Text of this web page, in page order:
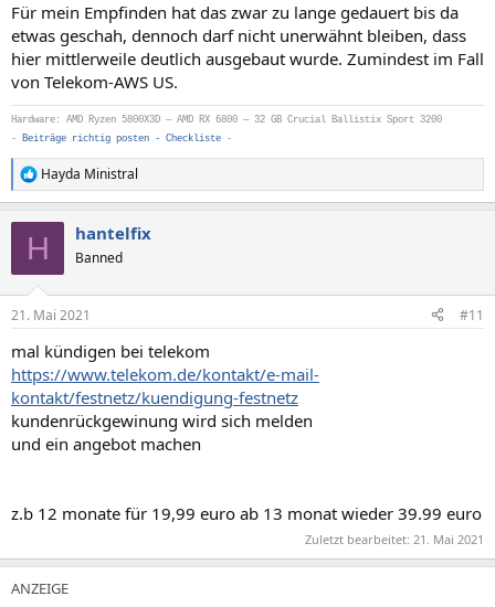
Für mein Empfinden hat das zwar zu lange gedauert bis da
etwas geschah, dennoch darf nicht unerwähnt bleiben, dass
hier mittlerweile deutlich ausgebaut wurde. Zumindest im Fall
von Telekom-AWS US.
Hardware: AMD Ryzen 5800X3D — AMD RX 6800 — 32 GB Crucial Ballistix Sport 3200
- Beiträge richtig posten - Checkliste -
R
e
e
:
Hayda Ministral
H hantelfix
Banned
21. Mai 2021 #11
mal kündigen bei telekom
https://www.telekom.de/kontakt/e-mail-
kontakt/festnetz/kuendigung-festnetz
kundenrückgewinung wird sich melden
und ein angebot machen
z.b 12 monate für 19,99 euro ab 13 monat wieder 39.99 euro
Zuletzt bearbeitet: 21. Mai 2021